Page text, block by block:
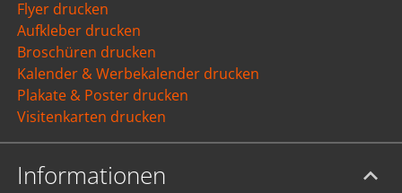
Flyer drucken
Aufkleber drucken
Broschüren drucken
Kalender & Werbekalender drucken
Plakate & Poster drucken
Visitenkarten drucken
Informationen